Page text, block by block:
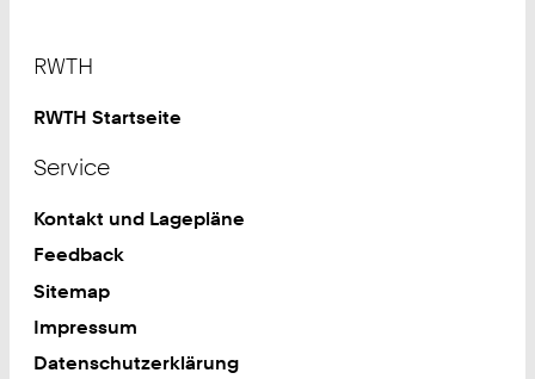
RWTH
RWTH Startseite
Service
Kontakt und Lagepläne
Feedback
Sitemap
Impressum
Datenschutzerklärung